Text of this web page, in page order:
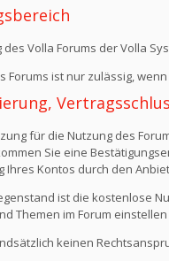
des Volla Forums der Volla
Forums ist nur zulässig,
für die Nutzung des
Sie eine
Ihres Kontos durch den
ist die kostenlose
Themen im Forum
keinen